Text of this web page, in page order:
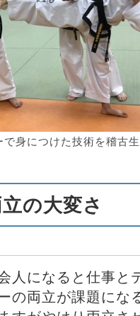
身につけた技術を稽古
の大変さ
人になると仕事と
の両立が課題にな